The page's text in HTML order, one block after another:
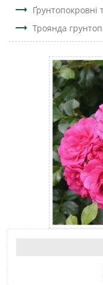
trending_flat Ґрунтопокровні
trending_flat Троянда